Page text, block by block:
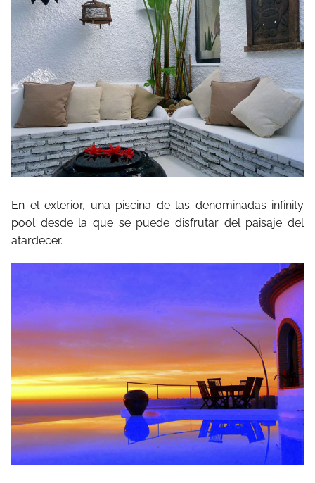
En el exterior, una piscina de las denominadas infinity
pool desde la que se puede disfrutar del paisaje del
atardecer.